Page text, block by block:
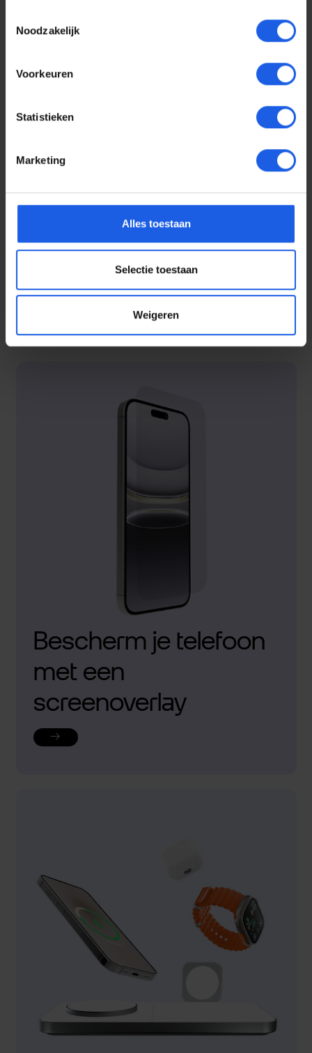
Noodzakelijk
Voorkeuren
Statistieken
Marketing
Alles toestaan
Selectie toestaan
Weigeren
Voor elke telefoon een
oortje
Bescherm je telefoon
met een
screenoverlay